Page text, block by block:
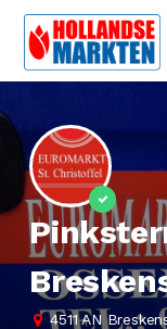
4511 AN